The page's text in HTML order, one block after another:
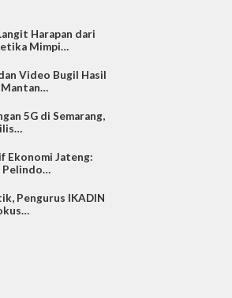
Harapan dari
Mimpi…
Video Bugil Hasil
Mantan…
5G di Semarang,
Ekonomi Jateng:
Pelindo…
Pengurus IKADIN